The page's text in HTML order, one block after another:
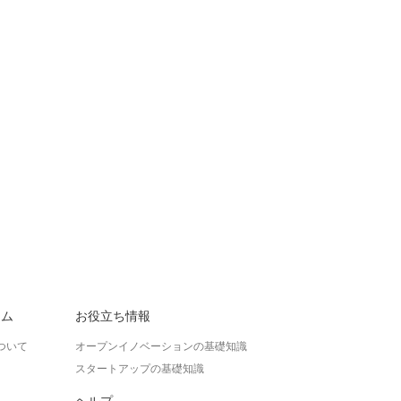
いて
お役立ち情報
オープンイノベーションの基礎知識
スタートアップの基礎知識